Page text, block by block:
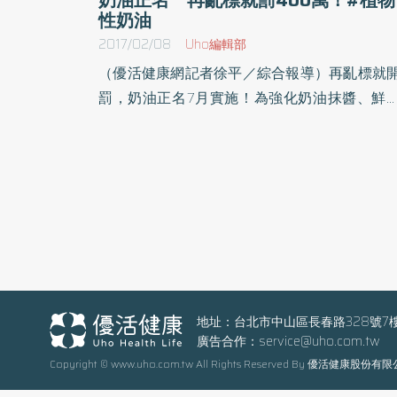
性奶油
2017/02/08 Uho編輯部
（優活健康網記者徐平／綜合報導）再亂標就
罰，奶油正名7月實施！為強化奶油抹醬、鮮奶
能叫奶油奶油及鮮奶油是由乳品衍生的油脂
品，7月即將實施的規定聲明，產品中的乳脂
須達到80％以上才能叫奶油，乳脂肪含量10%以
上未達80%者，則稱為鮮奶油/乳脂/食用乳油/
地址：台北市中山區長春路328號7
廣告合作： service@uho.com.tw
Copyright © www.uho.com.tw All Rights Reserved By 優活健康股份有限